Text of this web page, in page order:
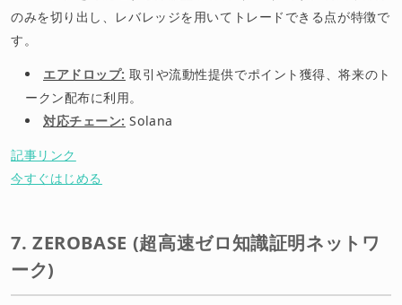
のみを切り出し、レバレッジを用いてトレードできる点が特徴で
す。
エアドロップ: 取引や流動性提供でポイント獲得、将来のト
ークン配布に利用。
対応チェーン: Solana
記事リンク
今すぐはじめる
7. ZEROBASE (超高速ゼロ知識証明ネットワ
ーク)